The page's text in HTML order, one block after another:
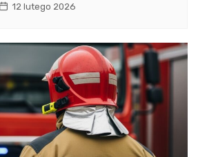
12 lutego 2026